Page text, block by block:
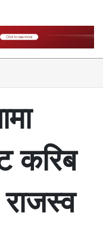
करिब